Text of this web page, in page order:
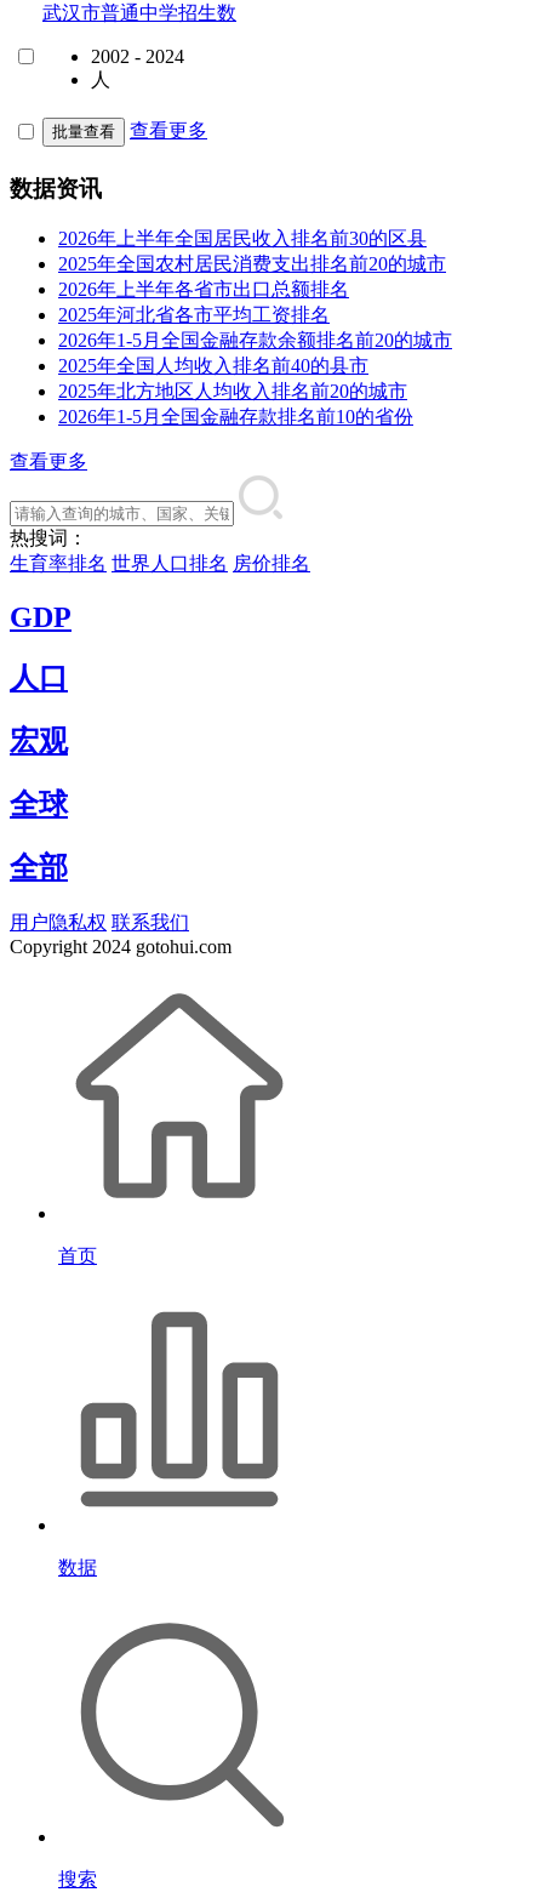
武汉市普通中学招生数
2002 - 2024
人
批量查看 查看更多
数据资讯
2026年上半年全国居民收入排名前30的区县
2025年全国农村居民消费支出排名前20的城市
2026年上半年各省市出口总额排名
2025年河北省各市平均工资排名
2026年1-5月全国金融存款余额排名前20的城市
2025年全国人均收入排名前40的县市
2025年北方地区人均收入排名前20的城市
2026年1-5月全国金融存款排名前10的省份
查看更多
热搜词：
生育率排名 世界人口排名 房价排名
GDP
人口
宏观
全球
全部
用户隐私权 联系我们
Copyright 2024 gotohui.com
首页
数据
搜索